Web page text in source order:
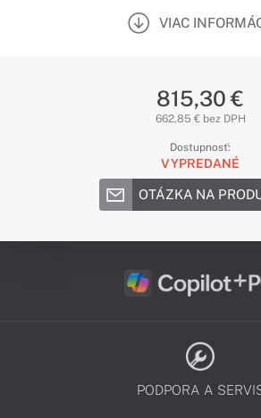
VIAC
815,30 €
662,85 € bez DPH
Dostupnosť:
VYPREDANÉ
OTÁZKA NA
PODPORA A